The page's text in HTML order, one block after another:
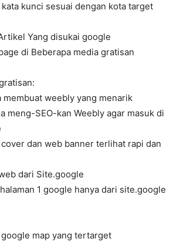
kunci sesuai dengan kota target
Yang disukai google
di Beberapa media gratisan
membuat weebly yang menarik
meng-SEO-kan Weebly agar masuk di
dan web banner terlihat rapi dan
dari Site.google
1 google hanya dari site.google
map yang tertarget